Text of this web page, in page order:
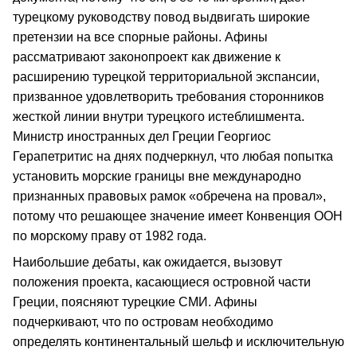
турецкому руководству повод выдвигать широкие
претензии на все спорные районы. Афины
рассматривают законопроект как движение к
расширению турецкой территориальной экспансии,
призванное удовлетворить требования сторонников
жесткой линии внутри турецкого истеблишмента.
Министр иностранных дел Греции Георгиос
Герапетритис на днях подчеркнул, что любая попытка
установить морские границы вне международно
признанных правовых рамок «обречена на провал»,
потому что решающее значение имеет Конвенция ООН
по морскому праву от 1982 года.
Наибольшие дебаты, как ожидается, вызовут
положения проекта, касающиеся островной части
Греции, поясняют турецкие СМИ. Афины
подчеркивают, что по островам необходимо
определять континентальный шельф и исключительную